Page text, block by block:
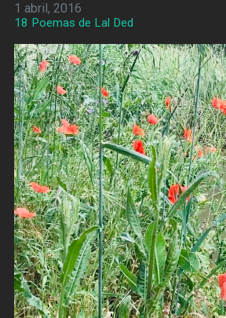
1 abril, 2016
18 Poemas de Lal Ded